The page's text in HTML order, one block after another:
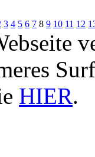
3 4 5 6 7 8 9 10 11 12
HIER.